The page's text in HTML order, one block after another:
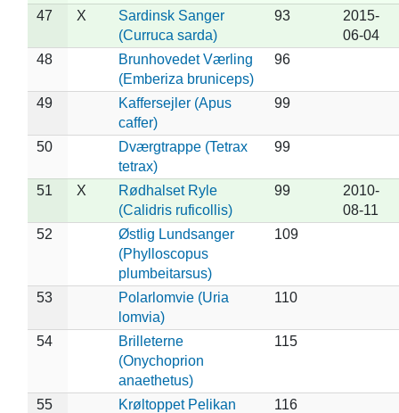
47
X
Sardinsk Sanger
(Curruca sarda)
93
2015-
06-04
48
Brunhovedet Værling
(Emberiza bruniceps)
96
49
Kaffersejler (Apus
caffer)
99
50
Dværgtrappe (Tetrax
tetrax)
99
51 X
Rødhalset Ryle
(Calidris ruficollis)
99
2010-
08-11
52
Østlig Lundsanger
(Phylloscopus
plumbeitarsus)
109
53
Polarlomvie (Uria
lomvia)
110
54
Brilleterne
(Onychoprion
anaethetus)
115
55
Krøltoppet Pelikan
116